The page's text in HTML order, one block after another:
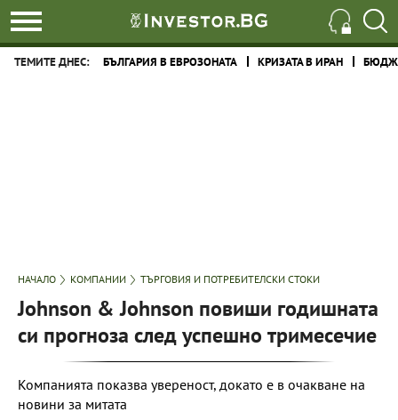
ТЕМИТЕ ДНЕС: БЪЛГАРИЯ В ЕВРОЗОНАТА КРИЗАТА В ИРАН
НАЧАЛО КОМПАНИИ ТЪРГОВИЯ И ПОТРЕБИТЕЛСКИ СТОКИ
Johnson & Johnson повиши годишната
си прогноза след успешно тримесечие
Компанията показва увереност, докато е в очакване на
новини за митата